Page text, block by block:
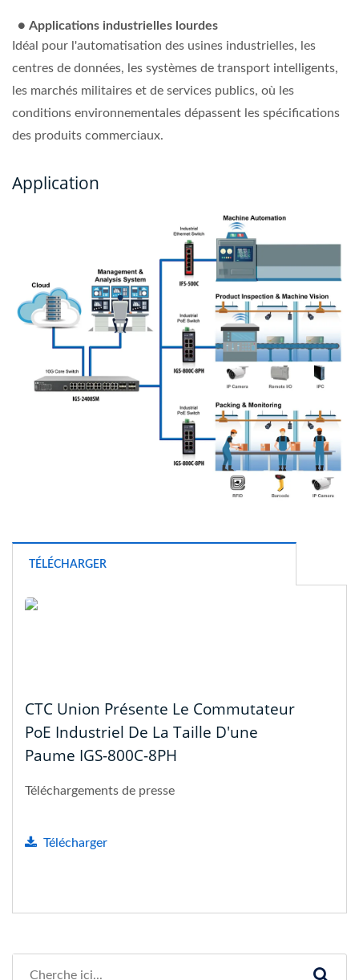
● Applications industrielles lourdes
Idéal pour l'automatisation des usines industrielles, les
centres de données, les systèmes de transport intelligents,
les marchés militaires et de services publics, où les
conditions environnementales dépassent les spécifications
des produits commerciaux.
Application
TÉLÉCHARGER
CTC Union Présente Le Commutateur
PoE Industriel De La Taille D'une
Paume IGS-800C-8PH
Téléchargements de presse
Télécharger